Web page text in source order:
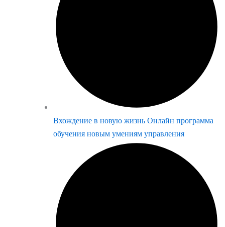
Вхождение в новую жизнь Онлайн программа
обучения новым умениям управления